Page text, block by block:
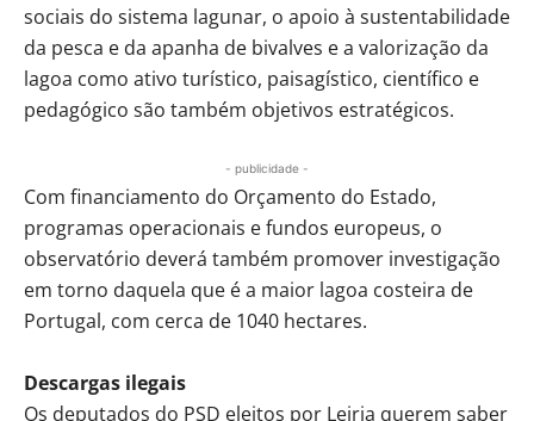
sociais do sistema lagunar, o apoio à sustentabilidade
da pesca e da apanha de bivalves e a valorização da
lagoa como ativo turístico, paisagístico, científico e
pedagógico são também objetivos estratégicos.
- publicidade -
Com financiamento do Orçamento do Estado,
programas operacionais e fundos europeus, o
observatório deverá também promover investigação
em torno daquela que é a maior lagoa costeira de
Portugal, com cerca de 1040 hectares.
Descargas ilegais
Os deputados do PSD eleitos por Leiria querem saber